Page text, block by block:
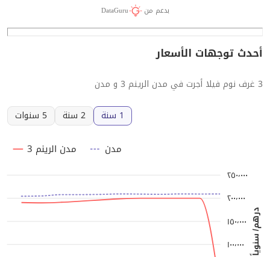
بدعم من DataGuru
أحدث توجهات الأسعار
3 غرف نوم فيلا أجرت في مدن الرينم 3 و مدن
1 سنة
2 سنة 5 سنوات
درهم/ سنوياً ١٠٠٬٠٠٠
١٥٠٬٠٠٠
٢٠٠٬٠٠٠
٢٥٠٬٠٠٠
مدن الرينم 3 مدن